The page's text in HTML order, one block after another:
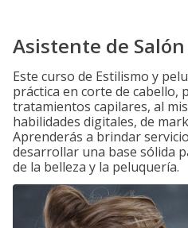
Asistente de
Este curso de Estilismo y
práctica en corte de cabello,
tratamientos capilares, al
habilidades digitales, de
Aprenderás a brindar
desarrollar una base sólida
de la belleza y la peluquería.